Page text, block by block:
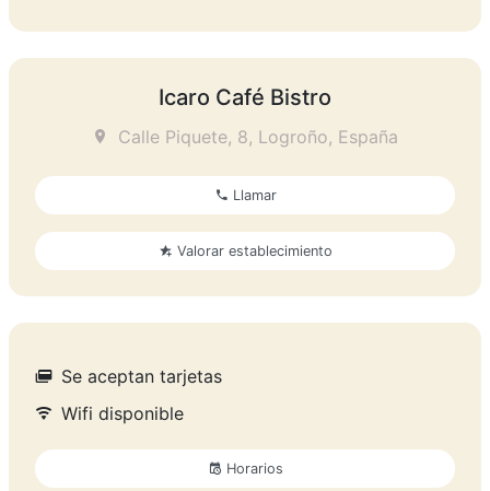
Icaro Café Bistro
Calle Piquete, 8, Logroño, España
Llamar
Valorar establecimiento
Se aceptan tarjetas
Wifi disponible
Horarios